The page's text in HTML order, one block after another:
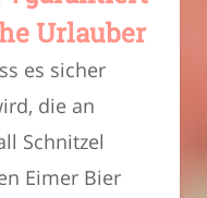
Urlauber
es sicher
die an
Schnitzel
Eimer Bier